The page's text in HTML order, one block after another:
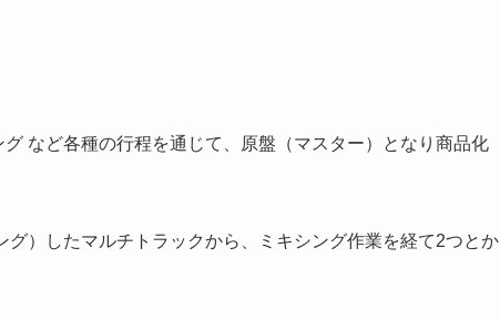
など各種の行程を通じて、原盤（マスター）となり商品化
）したマルチトラックから、ミキシング作業を経て2つとか